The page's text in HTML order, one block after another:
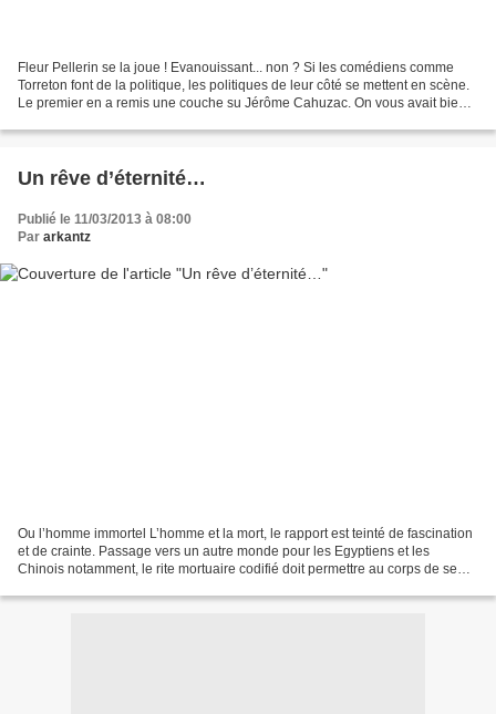
Fleur Pellerin se la joue ! Evanouissant... non ? Si les comédiens comme
Torreton font de la politique, les politiques de leur côté se mettent en scène.
Le premier en a remis une couche su Jérôme Cahuzac. On vous avait bien
Un rêve d’éternité…
Publié le 11/03/2013 à 08:00
Par arkantz
Ou l’homme immortel L’homme et la mort, le rapport est teinté de fascination
et de crainte. Passage vers un autre monde pour les Egyptiens et les
Chinois notamment, le rite mortuaire codifié doit permettre au corps de se